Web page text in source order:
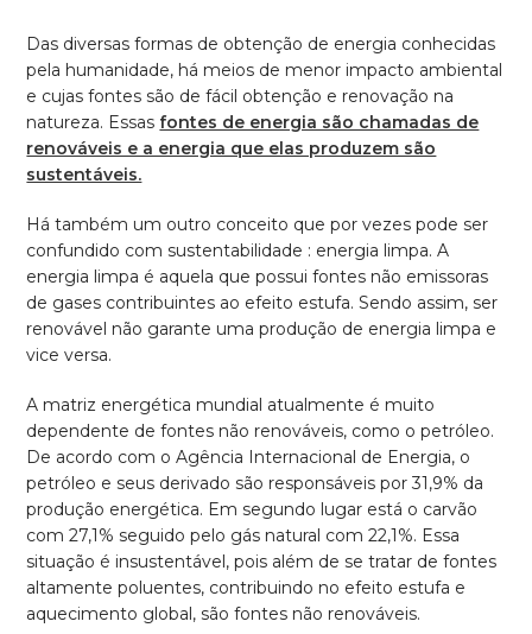
Das diversas formas de obtenção de energia conhecidas
pela humanidade, há meios de menor impacto ambiental
e cujas fontes são de fácil obtenção e renovação na
natureza. Essas fontes de energia são chamadas de
renováveis e a energia que elas produzem são
sustentáveis.
Há também um outro conceito que por vezes pode ser
confundido com sustentabilidade : energia limpa. A
energia limpa é aquela que possui fontes não emissoras
de gases contribuintes ao efeito estufa. Sendo assim, ser
renovável não garante uma produção de energia limpa e
vice versa.
A matriz energética mundial atualmente é muito
dependente de fontes não renováveis, como o petróleo.
De acordo com o Agência Internacional de Energia, o
petróleo e seus derivado são responsáveis por 31,9% da
produção energética. Em segundo lugar está o carvão
com 27,1% seguido pelo gás natural com 22,1%. Essa
situação é insustentável, pois além de se tratar de fontes
altamente poluentes, contribuindo no efeito estufa e
aquecimento global, são fontes não renováveis.